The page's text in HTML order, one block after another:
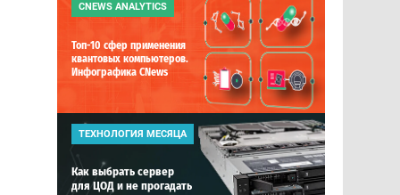
CNEWS ANALYTICS
Топ-10 сфер применения
квантовых компьютеров.
Инфографика CNews
ТЕХНОЛОГИЯ МЕСЯЦА
Как выбрать сервер
для ЦОД и не прогадать